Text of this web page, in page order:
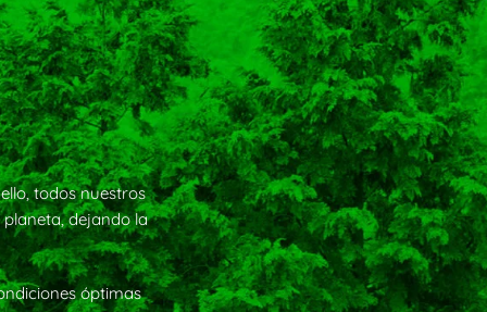
todos nuestros
dejando la
óptimas